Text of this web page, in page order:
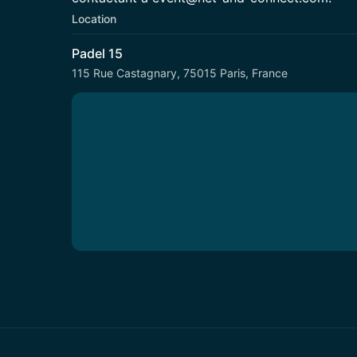
Location
Padel 15
115 Rue Castagnary, 75015 Paris, France